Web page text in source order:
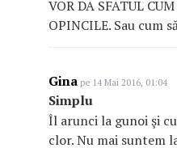
VOR DA SFATUL
OPINCILE. Sau cum
Gina pe 14 Mai 2016, 01:04
Simplu
Îl arunci la gunoi şi
clor. Nu mai suntem